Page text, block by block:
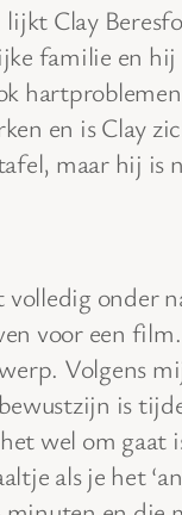
Clay
familie en
en is Clay
maar hij is
onder
voor een
Volgens
is
wel om gaat
als je het